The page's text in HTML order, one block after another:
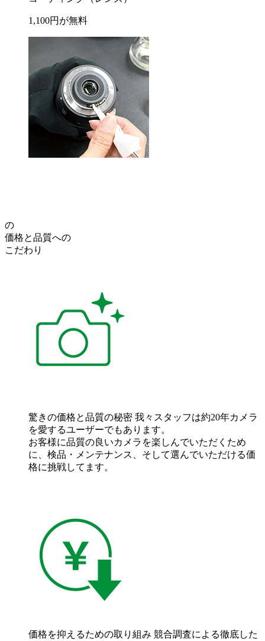
1,100円が無料
の
価格と品質への
こだわり
驚きの価格と品質の秘密 我々スタッフは約20年カメラ
を愛するユーザーでもあります。
お客様に品質の良いカメラを楽しんでいただくため
に、検品・メンテナンス、そして選んでいただける価
格に挑戦してます。
価格を抑えるための取り組み 競合調査による徹底した